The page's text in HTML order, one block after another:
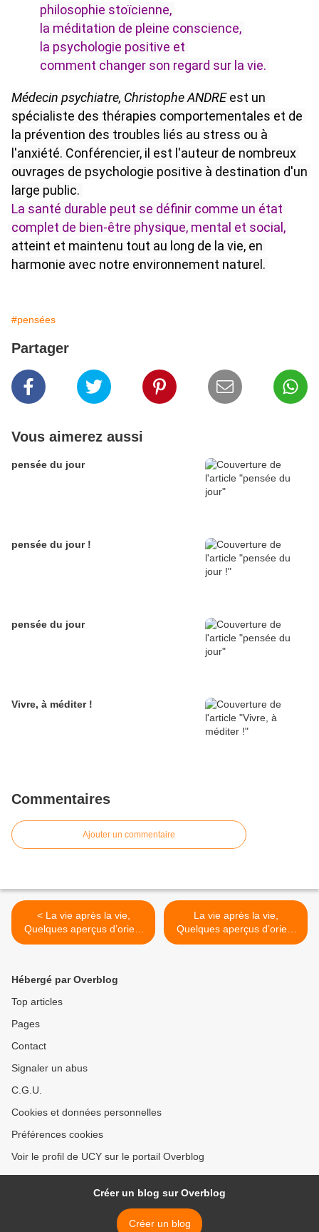
philosophie stoïcienne,
la méditation de pleine conscience,
la psychologie positive et
comment changer son regard sur la vie.
Médecin psychiatre, Christophe ANDRE est un
spécialiste des thérapies comportementales et de
la prévention des troubles liés au stress ou à
l'anxiété. Conférencier, il est l'auteur de nombreux
ouvrages de psychologie positive à destination d'un
large public.
La santé durable peut se définir comme un état
complet de bien-être physique, mental et social
atteint et maintenu tout au long de la vie, en
harmonie avec notre environnement naturel.
#pensées
Partager
Vous aimerez aussi
pensée du jour
pensée du jour !
pensée du jour
Vivre, à méditer !
Commentaires
Ajouter un commentaire
< La vie après la vie,
Quelques aperçus d’orient
et d’occident - 1ère partie
La vie après la vie,
Quelques aperçus d’orient
et d’occident - 2ème partie
Hébergé par Overblog
Top articles
Pages
Contact
Signaler un abus
C.G.U.
Cookies et données personnelles
Préférences cookies
Voir le profil de UCY sur le portail Overblog
Créer un blog sur Overblog
Créer un blog